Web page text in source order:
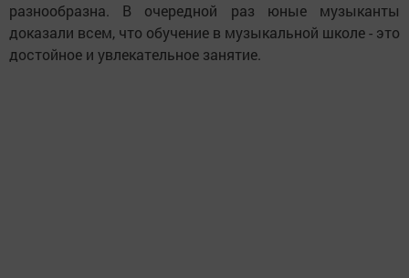
разнообразна. В очередной раз юные музыканты
доказали всем, что обучение в музыкальной школе - это
достойное и увлекательное занятие.